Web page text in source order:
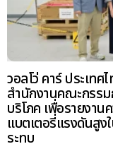
วอลโว่ คาร์ ประเท
สำนักงานคณะกรร
บริโภค เพื่อรายงาน
แบตเตอรี่แรงดันสู
ระทบ